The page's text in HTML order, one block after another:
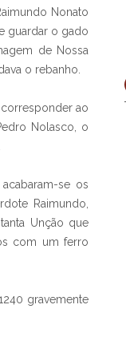
Nonato
guardar o gado
de Nossa
o rebanho.
ao
Nolasco, o
se os
Raimundo,
Unção que
com um ferro
gravemente